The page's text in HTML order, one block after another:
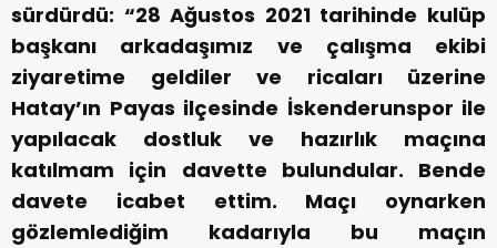
sürdürdü: “28 Ağustos 2021 tarihinde kulüp
başkanı arkadaşımız ve çalışma ekibi
ziyaretime geldiler ve ricaları üzerine
Hatay’ın Payas ilçesinde İskenderunspor ile
yapılacak dostluk ve hazırlık maçına
katılmam için davette bulundular. Bende
davete icabet ettim. Maçı oynarken
gözlemlediğim kadarıyla bu maçın